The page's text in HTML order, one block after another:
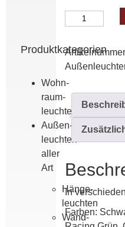
Produktkategorien
Wohn­
raum­
leuchten
Außen­
leuchten
aller
Art
Hänge­
leuchten
Wand­
Place
des
1
Evolution
Menge
In
Farben: